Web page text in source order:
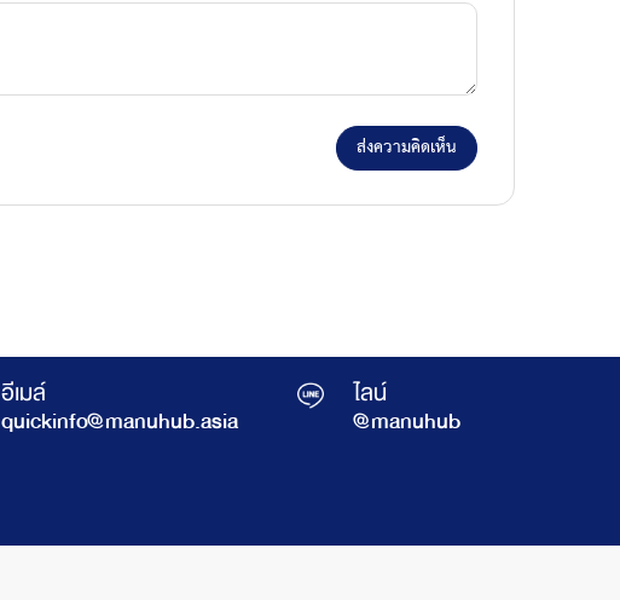
ส่งความคิดเห็น
อีเมล์
quickinfo@manuhub.asia
ไลน์
@manuhub